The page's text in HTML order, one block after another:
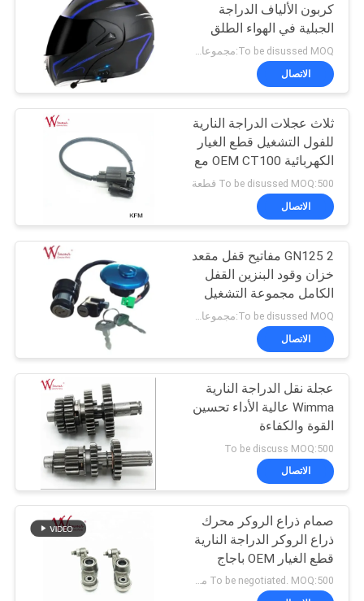
سياسة
الخصوصية
كربون الألياف الدراجة
الجبلية في الهواء الطلق
ركوب الطرق الوعرة خوذة
الدراجة النارية
To be disussed MOQ:مجموعات 500
الاتصال
ثلاث عجلات الدراجة النارية
للفول التشغيل قطع الغيار
الكهربائية OEM CT100 مع
سعر تنافسي
To be disussed MOQ:500 قطعة
الاتصال
GN125 2 مفاتيح قفل مقعد
خزان وقود البنزين القفل
الكامل مجموعة التشغيل
لسوزوكي GN125
GN125H 1982-2001
الاتصال
عجلة نقل الدراجة النارية
Wimma عالية الأداء تحسين
القوة والكفاءة
To be discuss MOQ:500
الاتصال
صمام ذراع الروكر محرك
ذراع الروكر الدراجة النارية
قطع الغيار OEM باجاج
BM150 بيع بالجملة
To be negotiated. MOQ:500 مجموعة لترتيب التتبع لاختبار الجودة.